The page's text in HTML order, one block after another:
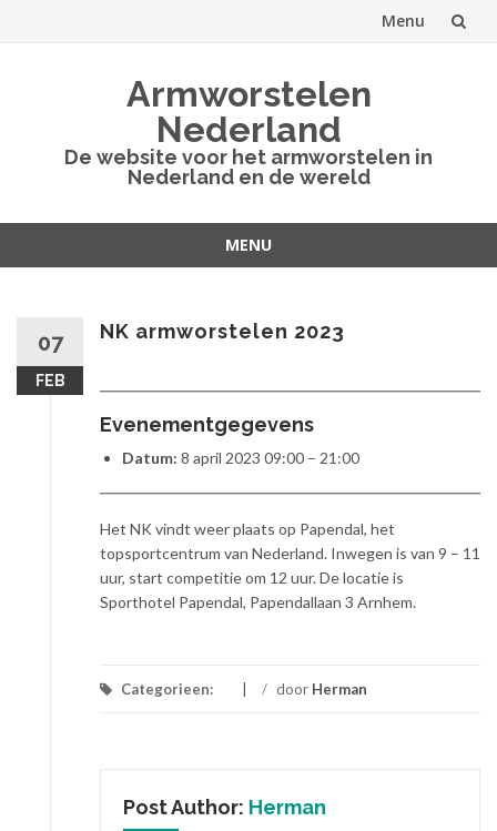
Menu
Armworstelen
Nederland
De website voor het armworstelen in
Nederland en de wereld
MENU
07
FEB
NK armworstelen 2023
Evenementgegevens
Datum: 8 april 2023 09:00 – 21:00
Het NK vindt weer plaats op Papendal, het
topsportcentrum van Nederland. Inwegen is van 9 – 11
uur, start competitie om 12 uur. De locatie is
Sporthotel Papendal, Papendallaan 3 Arnhem.
Categorieen: / door Herman
Post Author: Herman